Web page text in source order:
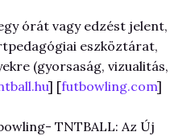
órát vagy edzést jelent,
eszköztárat,
(gyorsaság, vizualitás,
] [futbowling.com]
TNTBALL: Az Új